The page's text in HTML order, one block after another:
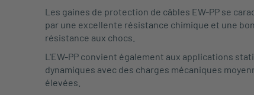
Les gaines de protection de câbles EW-PP se
par une excellente résistance chimique et une
résistance aux chocs.
L'EW-PP convient également aux applications
dynamiques avec des charges mécaniques
élevées.